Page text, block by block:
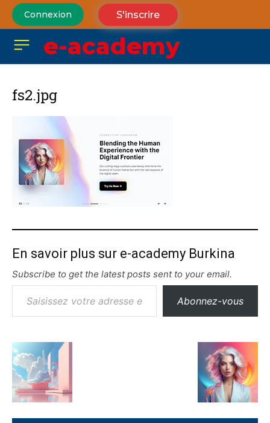
Connexion S'inscrire
e-academy
fs2.jpg
En savoir plus sur e-academy Burkina
Subscribe to get the latest posts sent to your email.
Saisissez votre adresse e-mail…
Abonnez-vous